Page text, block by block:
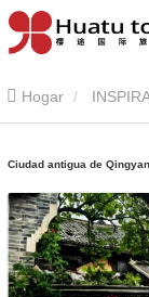
Hogar
Ciudad antigua de Qingyan